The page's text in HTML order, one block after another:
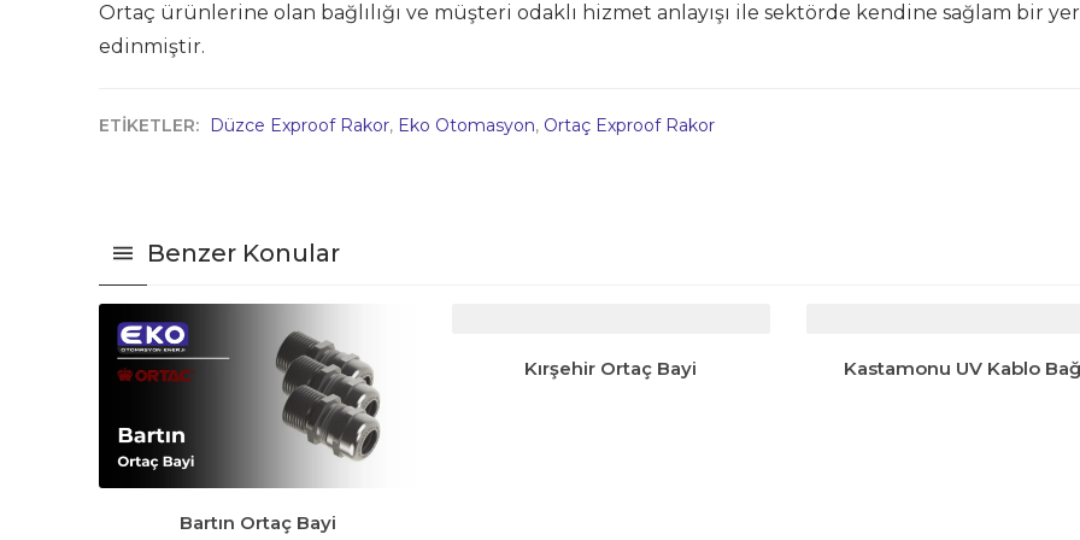
Ortaç ürünlerine olan bağlılığı ve müşteri odaklı hizmet anlayışı ile sektörde kendine sağlam bir yer
edinmiştir.
ETİKETLER: Düzce Exproof Rakor, Eko Otomasyon, Ortaç Exproof Rakor
Benzer Konular
Bartın Ortaç Bayi
Kırşehir Ortaç Bayi Kastamonu UV Kablo